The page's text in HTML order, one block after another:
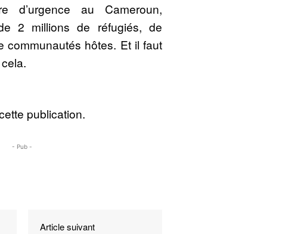
d’urgence au Cameroun,
2 millions de réfugiés, de
communautés hôtes. Et il faut
publication.
- Pub -
Article suivant